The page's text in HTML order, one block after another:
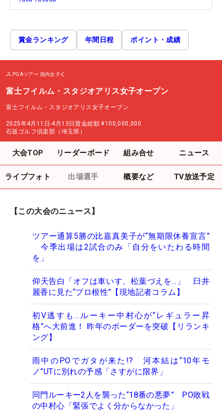
賞金ランキング 年間日程 ポイント・成績
JLPGAツアー 国内女子
富士フイルム・スタジオアリス女子オープン
富士フイルム・スタジオアリス女子オープン
2025年4月11日-4月13日賞金総額 ¥100,000,000
石坂ゴルフ倶楽部（埼玉県）
大会TOP リーダーボード 組み合せ ニュース
ライブフォト 出場選手 概要など TV放送予定
【この大会のニュース】
ツアー通算5勝の比嘉真美子が“無期限休養宣言”
今季出場は2試合のみ「自分をいたわる時間
を」
仰天告白「オフは車いす、松葉づえを…」 臼井
麗香に見た“プロ根性”【現地記者コラム】
初V逃すも…ルーキー中村心が“レギュラー昇
格”へ大前進！ 昨年のボーダーを突破【リランキ
ング】
雨中のPOでガタが来た!? 河本結は“10年モ
ノ”UTに別れの予感「さすがに限界」
同門ルーキー2人を襲った“18番の悪夢” PO敗戦
の中村心「緊張でよく分からなかった」